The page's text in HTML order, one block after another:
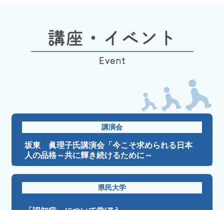
講演会
坂東 眞理子氏講演会「今こそ求められる日本
人の品格～共に輝き続けるために～
県民大学